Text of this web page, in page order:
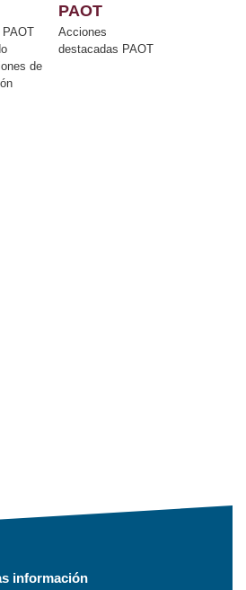
PAOT
de
PAOT
Acciones
destacadas PAOT
información